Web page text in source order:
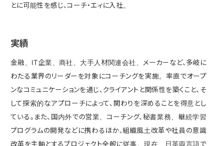
とに可能性を感じ、コーチ・エィに入社。
実績
金融、IT企業、商社、大手人材関連会社、メーカーなど、多岐に
わたる業界のリーダーを対象にコーチングを実施。率直でオープ
ンなコミュニケーションを通じ、クライアントと関係性を築くこと、そ
して探索的なアプローチによって、関わりを深めることを得意とし
ている。また、国内外での営業、コーチング、秘書業務、継続学習
プログラムの開発などに携わるほか、組織風土改革や社員の意識
改革を主軸とするプロジェクト全般に従事。現在、日英両言語で